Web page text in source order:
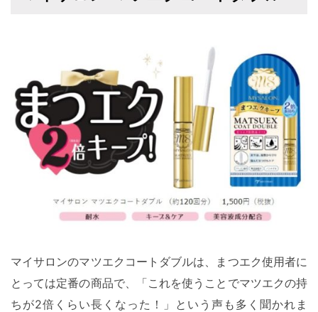
マイサロンのマツエクコートダブルは、まつエク使用者に
とっては定番の商品で、「これを使うことでマツエクの持
ちが2倍くらい長くなった！」という声も多く聞かれま